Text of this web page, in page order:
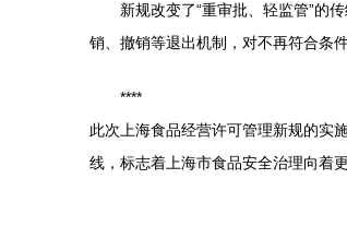
新规改变了“重审批、轻监管”的
销、撤销等退出机制，对不再符合条
****
此次上海食品经营许可管理新规的实
线，标志着上海市食品安全治理向着